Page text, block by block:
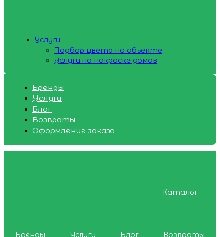
Услуги
Подбор цвета на объекте
Услуги по покраске домов
Бренды
Услуги
Блог
Возвраты
Оформление заказа
Каталог
Бренды Услуги Блог
Возвраты